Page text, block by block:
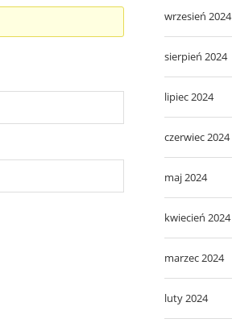
wrzesień 2024
sierpień 2024
lipiec 2024
czerwiec 2024
maj 2024
kwiecień 2024
marzec 2024
luty 2024